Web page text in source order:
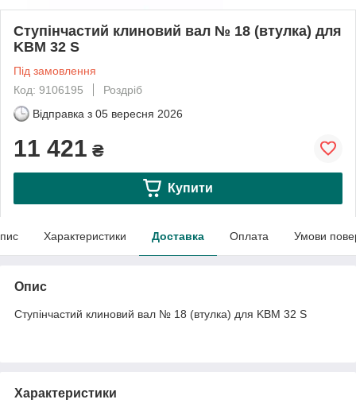
Ступінчастий клиновий вал № 18 (втулка) для
KBM 32 S
Під замовлення
Код: 9106195
Роздріб
Відправка з 05 вересня 2026
11 421 ₴
Купити
Характеристики Доставка Оплата Умови
Опис
Ступінчастий клиновий вал № 18 (втулка) для KBM 32 S
Характеристики